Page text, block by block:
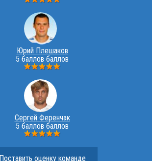
Юрий Плешаков
5 баллов баллов
Сергей Ференчак
5 баллов баллов
Поставить оценку команде